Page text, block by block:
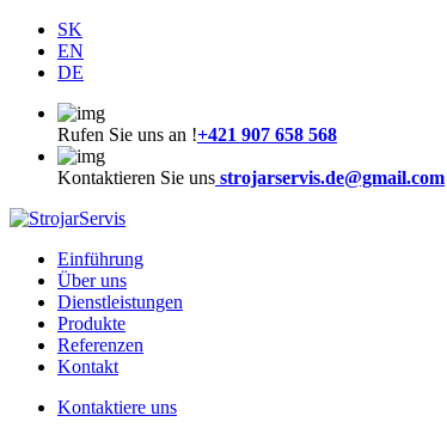
SK
EN
DE
Rufen Sie uns an !+421 907 658 568
Kontaktieren Sie uns strojarservis.de@gmail.com
Einführung
Über uns
Dienstleistungen
Produkte
Referenzen
Kontakt
Kontaktiere uns